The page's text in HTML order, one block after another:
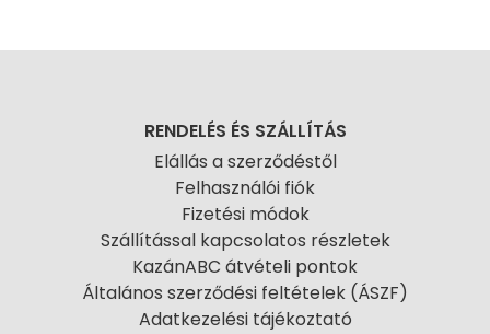
RENDELÉS ÉS SZÁLLÍTÁS
Elállás a szerződéstől
Felhasználói fiók
Fizetési módok
Szállítással kapcsolatos részletek
KazánABC átvételi pontok
Általános szerződési feltételek (ÁSZF)
Adatkezelési tájékoztató